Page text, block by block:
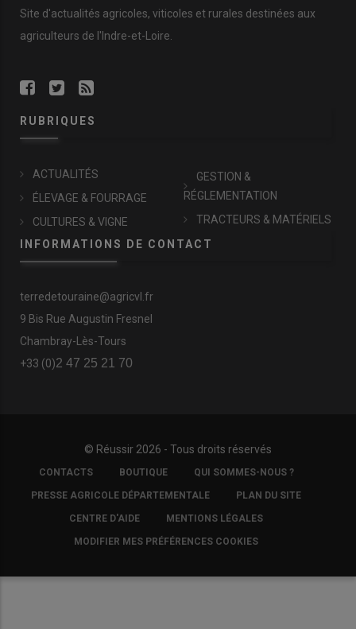
Site d'actualités agricoles, viticoles et rurales destinées aux
agriculteurs de l'Indre-et-Loire.
RUBRIQUES
ACTUALITÉS
ÉLEVAGE & FOURRAGE
CULTURES & VIGNE
GESTION &
RÉGLEMENTATION
TRACTEURS & MATÉRIELS
INFORMATIONS DE CONTACT
terredetouraine@agricvl.fr
9 Bis Rue Augustin Fresnel
Chambray-Lès-Tours
+33 (0)2 47 25 21 70
© Réussir 2026 - Tous droits réservés
FOOTER
COPYRIGHT
CONTACTS BOUTIQUE QUI SOMMES-NOUS ?
PRESSE AGRICOLE DÉPARTEMENTALE PLAN DU SITE
CENTRE D'AIDE MENTIONS LÉGALES
MODIFIER MES PRÉFÉRENCES COOKIES